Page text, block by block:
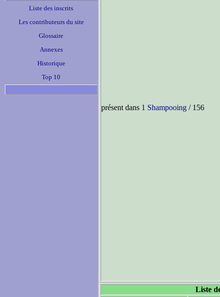
Liste des inscrits
Les contributeurs du site
Glossaire
Annexes
Historique
Top 10
présent dans 1 Shampooing / 156
Liste